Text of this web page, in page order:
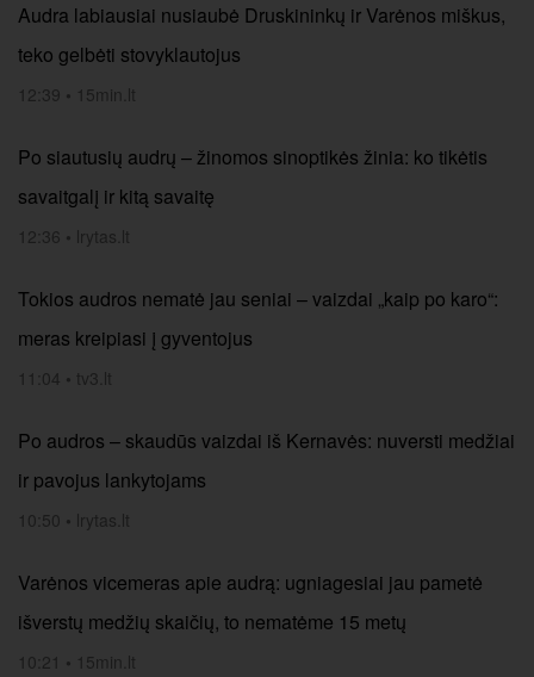
Audra labiausiai nusiaubė Druskininkų ir Varėnos miškus,
teko gelbėti stovyklautojus
12:39 • 15min.lt
Po siautusių audrų – žinomos sinoptikės žinia: ko tikėtis
savaitgalį ir kitą savaitę
12:36 • lrytas.lt
Tokios audros nematė jau seniai – vaizdai „kaip po karo“:
meras kreipiasi į gyventojus
11:04 • tv3.lt
Po audros – skaudūs vaizdai iš Kernavės: nuversti medžiai
ir pavojus lankytojams
10:50 • lrytas.lt
Varėnos vicemeras apie audrą: ugniagesiai jau pametė
išverstų medžių skaičių, to nematėme 15 metų
10:21 • 15min.lt